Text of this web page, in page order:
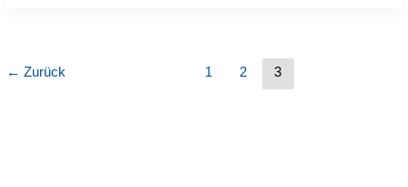
Entscheidungshilfe
← Zurück 1 2 3